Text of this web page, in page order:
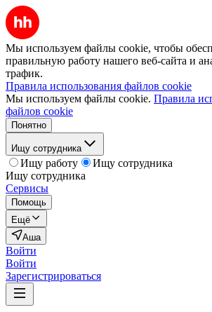
Мы используем файлы cookie, чтобы
правильную работу нашего веб-сайта и
трафик.
Правила использования файлов cookie
Мы используем файлы cookie. Правила
файлов cookie
Понятно
Ищу сотрудника
Ищу работу
Ищу сотрудника
Ищу сотрудника
Сервисы
Помощь
Ещё
Аша
Войти
Войти
Зарегистрироваться